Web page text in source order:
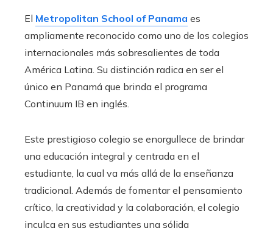
El Metropolitan School of Panama es
ampliamente reconocido como uno de los colegios
internacionales más sobresalientes de toda
América Latina. Su distinción radica en ser el
único en Panamá que brinda el programa
Continuum IB en inglés.
Este prestigioso colegio se enorgullece de brindar
una educación integral y centrada en el
estudiante, la cual va más allá de la enseñanza
tradicional. Además de fomentar el pensamiento
crítico, la creatividad y la colaboración, el colegio
inculca en sus estudiantes una sólida